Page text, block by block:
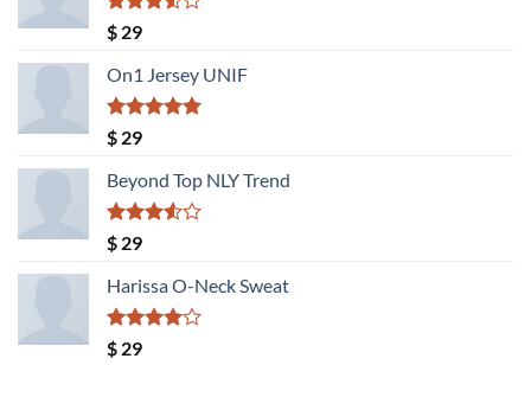
Valorado
con
3.50de
5
$ 29
On1 Jersey UNIF
Valorado
con
de 5
$ 29
Beyond Top NLY Trend
Valorado
con
3.50de
5
$ 29
Harissa O-Neck Sweat
Valorado
con
$ 29